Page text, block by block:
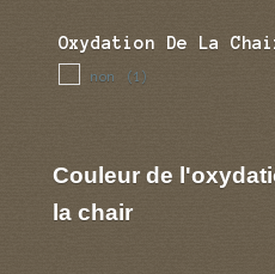
Oxydation De La
non (1)
Couleur de
la chair